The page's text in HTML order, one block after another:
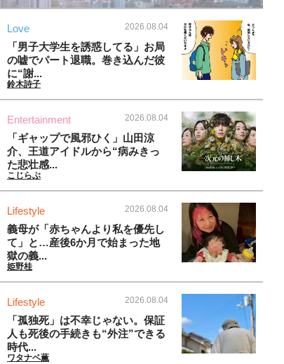
Love 2026.08.04
「男子大学生を誘惑してる」お局
の嘘でパート退職。巻き込んだ彼
に“謝...
鈴木詩子
Entertainment 2026.08.04
「ギャップで風邪ひく」山田涼
介、王道アイドルから“病みきっ
た悲壮感...
こじらぶ
Lifestyle 2026.08.04
義母が「赤ちゃんより私を優先し
て」と…産後6か月で始まった地
獄の義...
姫野桂
Lifestyle 2026.08.04
「孤独死」は不幸じゃない。保証
人も死後の手続きも“外注”できる
時代...
ワタナベ薫